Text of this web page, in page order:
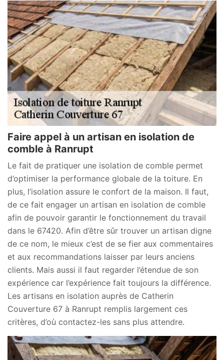
Faire appel à un artisan en isolation de
comble à Ranrupt
Le fait de pratiquer une isolation de comble permet
d’optimiser la performance globale de la toiture. En
plus, l’isolation assure le confort de la maison. Il faut,
de ce fait engager un artisan en isolation de comble
afin de pouvoir garantir le fonctionnement du travail
dans le 67420. Afin d’être sûr trouver un artisan digne
de ce nom, le mieux c’est de se fier aux commentaires
et aux recommandations laisser par leurs anciens
clients. Mais aussi il faut regarder l’étendue de son
expérience car l’expérience fait toujours la différence.
Les artisans en isolation auprès de Catherin
Couverture 67 à Ranrupt remplis largement ces
critères, d’où contactez-les sans plus attendre.